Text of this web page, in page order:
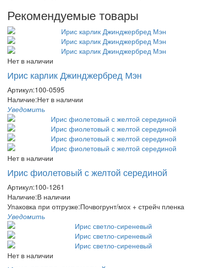
Рекомендуемые товары
Нет в наличии
Ирис карлик Джинджербред Мэн
Артикул:100-0595
Наличие:Нет в наличии
Уведомить
Нет в наличии
Ирис фиолетовый с желтой серединой
Артикул:100-1261
Наличие:В наличии
Упаковка при отгрузке:Почвогрунт/мох + стрейч пленка
Уведомить
Нет в наличии